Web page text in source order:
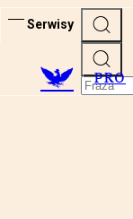
Serwisy
PRO